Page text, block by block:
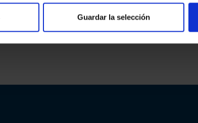
Guardar la selección
de Justicia Gratuita por su propia